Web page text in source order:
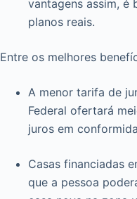
vantagens assim, é
planos reais.
Entre os melhores
A menor tarifa de
Federal ofertará
juros em
Casas financiadas
que a pessoa